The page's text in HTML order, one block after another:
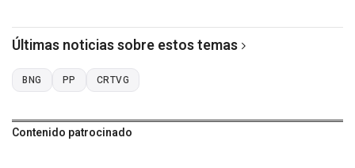
Últimas noticias sobre estos temas
BNG PP CRTVG
Contenido patrocinado